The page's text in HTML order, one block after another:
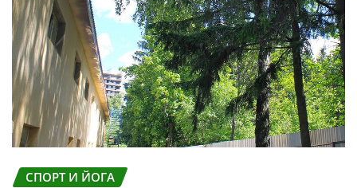
СПОРТ И ЙОГА